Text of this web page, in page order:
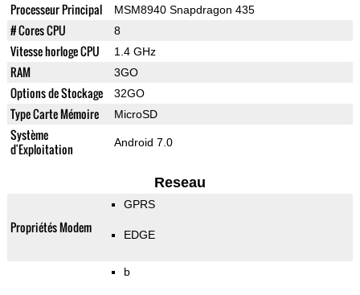
Processeur Principal MSM8940 Snapdragon 435
# Cores CPU 8
Vitesse horloge CPU 1.4 GHz
RAM 3GO
Options de Stockage 32GO
Type Carte Mémoire MicroSD
Système
d'Exploitation
Android 7.0
Reseau
Propriétés Modem
GPRS
EDGE
b